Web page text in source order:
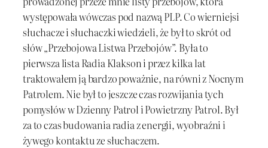
występowała wówczas pod nazwą PLP. Co wierniejsi
słuchacze i słuchaczki wiedzieli, że był to skrót od
słów „Przebojowa Listwa Przebojów”. Była to
pierwsza lista Radia Klakson i przez kilka lat
traktowałem ją bardzo poważnie, na równi z Nocnym
Patrolem. Nie był to jeszcze czas rozwijania tych
pomysłów w Dzienny Patrol i Powietrzny Patrol. Był
za to czas budowania radia z energii, wyobraźni i
żywego kontaktu ze słuchaczem.